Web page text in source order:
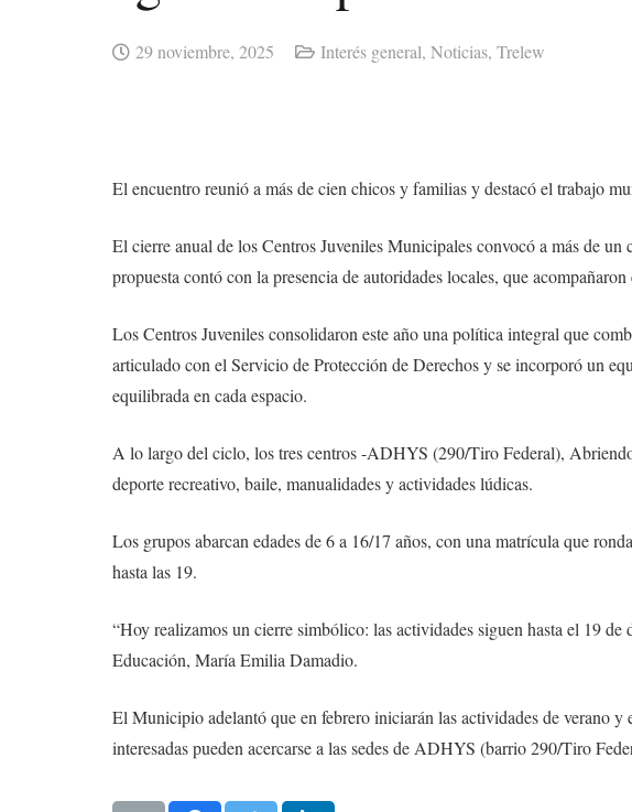
29 noviembre, 2025 Interés general, Noticias, Trelew
El encuentro reunió a más de cien chicos y familias y destacó el trabajo
El cierre anual de los Centros Juveniles Municipales convocó a más de
propuesta contó con la presencia de autoridades locales, que
Los Centros Juveniles consolidaron este año una política integral que
articulado con el Servicio de Protección de Derechos y se incorporó un
equilibrada en cada espacio.
A lo largo del ciclo, los tres centros -ADHYS (290/Tiro Federal),
deporte recreativo, baile, manualidades y actividades lúdicas.
Los grupos abarcan edades de 6 a 16/17 años, con una matrícula que
hasta las 19.
“Hoy realizamos un cierre simbólico: las actividades siguen hasta el 19
Educación, María Emilia Damadio.
El Municipio adelantó que en febrero iniciarán las actividades de verano
interesadas pueden acercarse a las sedes de ADHYS (barrio 290/Tiro